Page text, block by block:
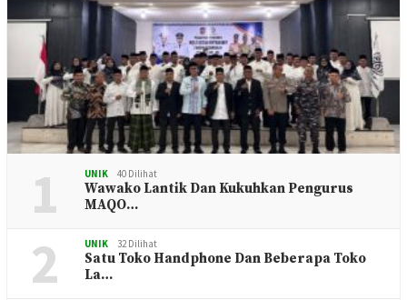
1 UNIK 40 Dilihat
Wawako Lantik Dan Kukuhkan Pengurus
MAQO…
2 UNIK 32 Dilihat
Satu Toko Handphone Dan Beberapa Toko
La…